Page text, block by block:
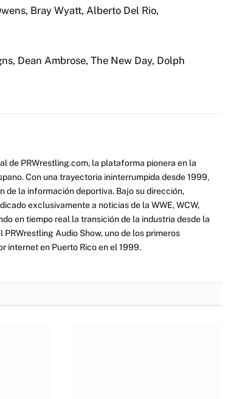
Bray Wyatt, Alberto Del Rio,
Dean Ambrose, The New Day, Dolph
de PRWrestling.com, la plataforma pionera en la
Con una trayectoria ininterrumpida desde 1999,
de la información deportiva. Bajo su dirección,
exclusivamente a noticias de la WWE, WCW,
en tiempo real la transición de la industria desde la
Audio Show, uno de los primeros
internet en Puerto Rico en el 1999.